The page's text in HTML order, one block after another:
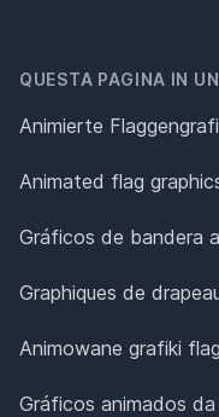
QUESTA PAGINA IN
Animierte
Animated flag
Gráficos de bandera
Graphiques de
Animowane grafiki
Gráficos animados